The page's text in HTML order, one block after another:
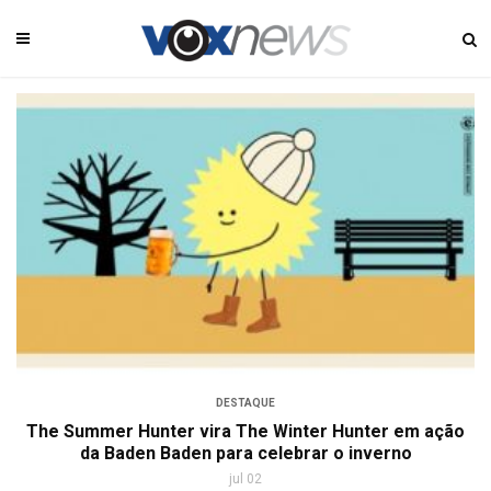
DESTAQUE
The Summer Hunter vira The Winter Hunter em ação
da Baden Baden para celebrar o inverno
jul 02